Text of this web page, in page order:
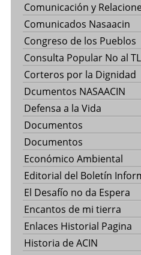
Comunicación y
Comunicados Nasaacin
Congreso de los Pueblos
Consulta Popular No al
Corteros por la Dignidad
Dcumentos NASAACIN
Defensa a la Vida
Documentos
Documentos
Económico Ambiental
Editorial del Boletín
El Desafío no da Espera
Encantos de mi tierra
Enlaces Historial Pagina
Historia de ACIN